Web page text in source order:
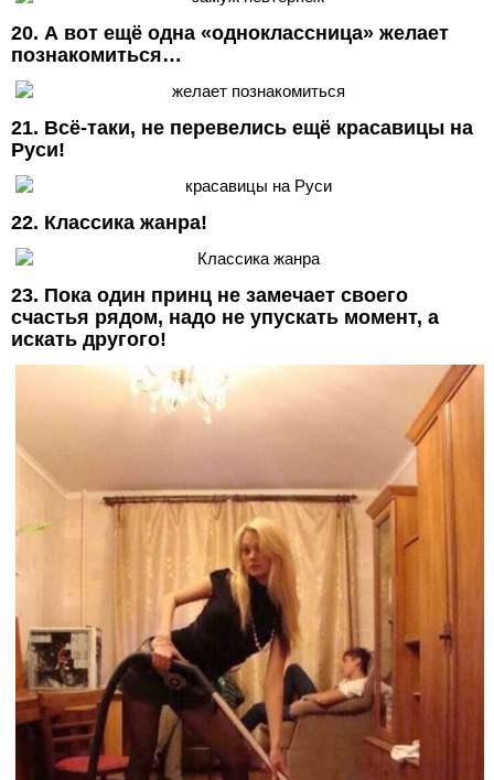
20. А вот ещё одна «одноклассница» желает
познакомиться…
21. Всё-таки, не перевелись ещё красавицы на
Руси!
22. Классика жанра!
23. Пока один принц не замечает своего
счастья рядом, надо не упускать момент, а
искать другого!